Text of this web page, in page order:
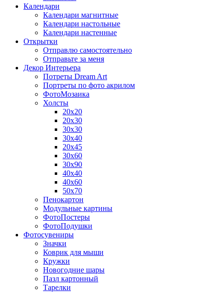
Календари
Календари магнитные
Календари настольные
Календари настенные
Открытки
Отправлю самостоятельно
Отправьте за меня
Декор Интерьера
Потреты Dream Art
Портреты по фото акрилом
ФотоМозаика
Холсты
20х20
20х30
30х30
30х40
20х45
30х60
30х90
40х40
40х60
50х70
Пенокартон
Модульные картины
ФотоПостеры
ФотоПодушки
Фотоcувениры
Значки
Коврик для мыши
Кружки
Новогодние шары
Пазл картонный
Тарелки